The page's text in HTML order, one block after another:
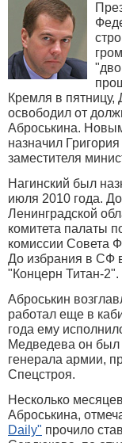
Кремля в
освободил от
Аброськина.
назначил
заместителя
Нагинский был
июля 2010 года.
Ленинградской
комитета палаты
комиссии Совета
До избрания в СФ
"Концерн Титан-2".
Аброськин
работал еще в
года ему
Медведева он был
генерала армии,
Спецстроя.
Несколько
Аброськина,
Daily" прочило